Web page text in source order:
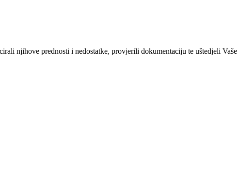
njihove prednosti i nedostatke, provjerili dokumentaciju te uštedjeli Vaše